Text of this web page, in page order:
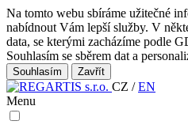
Na tomto webu sbíráme užitečné
nabídnout Vám lepší služby. V
data, se kterými zacházíme podle
Souhlasím se sběrem dat a
Zavřít
CZ /EN
Menu